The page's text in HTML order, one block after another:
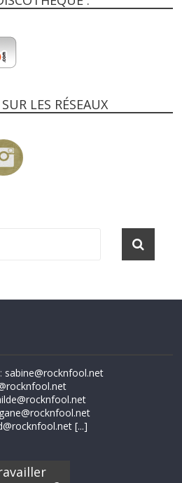
LES RÉSEAUX
sabine@rocknfool.net
[...]